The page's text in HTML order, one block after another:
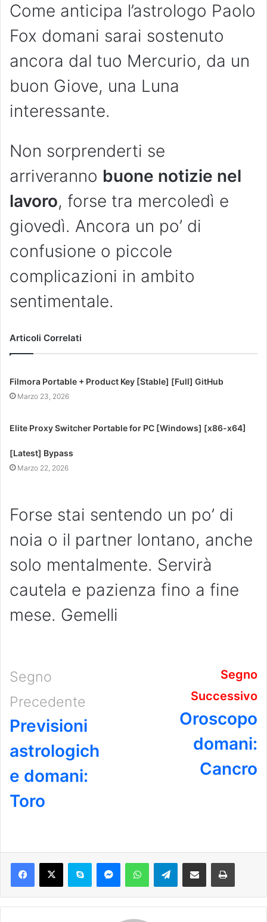
Come anticipa l’astrologo Paolo
Fox domani sarai sostenuto
ancora dal tuo Mercurio, da un
buon Giove, una Luna
interessante.
Non sorprenderti se
arriveranno buone notizie nel
lavoro, forse tra mercoledì e
giovedì. Ancora un po’ di
confusione o piccole
complicazioni in ambito
sentimentale.
Articoli Correlati
Filmora Portable + Product Key [Stable] [Full] GitHub
Marzo 23, 2026
Elite Proxy Switcher Portable for PC [Windows] [x86-x64]
[Latest] Bypass
Marzo 22, 2026
Forse stai sentendo un po’ di
noia o il partner lontano, anche
solo mentalmente. Servirà
cautela e pazienza fino a fine
mese. Gemelli
Segno
Precedente
Previsioni
astrologich
e domani:
Toro
Segno
Successivo
Oroscopo
domani:
Cancro